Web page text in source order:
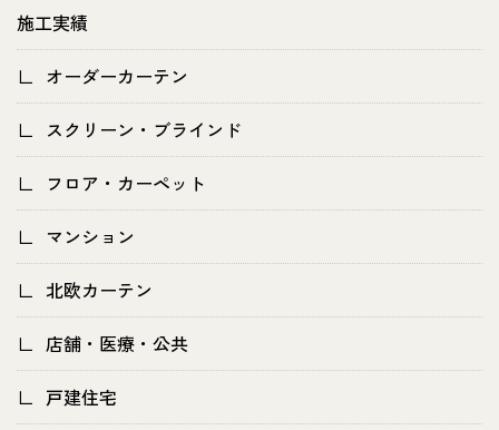
施工実績
オーダーカーテン
スクリーン・ブラインド
フロア・カーペット
マンション
北欧カーテン
店舗・医療・公共
戸建住宅